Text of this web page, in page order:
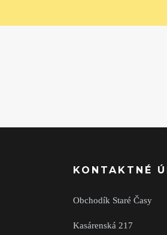
KONTAKTNÉ
Obchodík Staré Časy
Kasárenská 217